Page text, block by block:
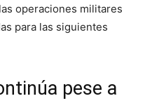
operaciones militares
para las siguientes
pese a